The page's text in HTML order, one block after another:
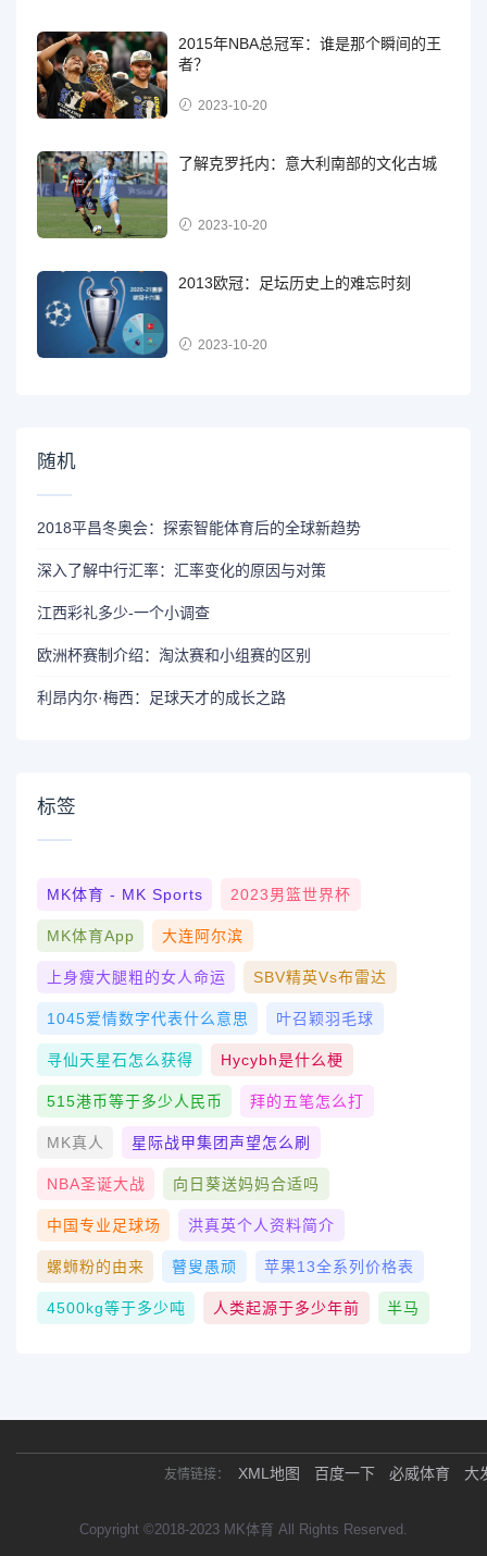
2015年NBA总冠军：谁是那个瞬间的王
者？
2023-10-20
了解克罗托内：意大利南部的文化古城
2023-10-20
2013欧冠：足坛历史上的难忘时刻
2023-10-20
随机
2018平昌冬奥会：探索智能体育后的全球新趋势
深入了解中行汇率：汇率变化的原因与对策
江西彩礼多少-一个小调查
欧洲杯赛制介绍：淘汰赛和小组赛的区别
利昂内尔·梅西：足球天才的成长之路
标签
MK体育 - MK Sports 2023男篮世界杯
MK体育App 大连阿尔滨
上身瘦大腿粗的女人命运 SBV精英vs布雷达
1045爱情数字代表什么意思 叶召颖羽毛球
寻仙天星石怎么获得 Hycybh是什么梗
515港币等于多少人民币 拜的五笔怎么打
MK真人 星际战甲集团声望怎么刷
NBA圣诞大战 向日葵送妈妈合适吗
中国专业足球场 洪真英个人资料简介
螺蛳粉的由来 瞽叟愚顽 苹果13全系列价格表
4500kg等于多少吨 人类起源于多少年前 半马
友情链接： XML地图 百度一下 必威体育 大
Copyright ©2018-2023 MK体育 All Rights Reserved.